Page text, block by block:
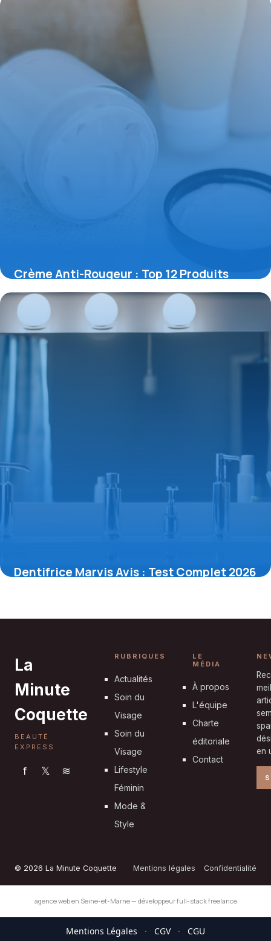
Crème Anti-Rougeur : Top 12 Produits
9 mai 2026
Dentifrice Marvis Avis : Test Complet 2026
La
Minute
Coquette
BEAUTÉ
EXPRESS
f 𝕏 ≋
RUBRIQUES
Actualités
Soin du
Visage
Soin du
Visage
Lifestyle
Féminin
Mode &
Style
LE
MÉDIA
À propos
L'équipe
Charte
éditoriale
Contact
en
© 2026 La Minute Coquette Mentions légales Confidentialité
agence web en Seine-et-Marne— développeur full-stack freelance
Mentions Légales · CGV · CGU